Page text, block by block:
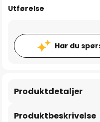
Utførelse
Har du
Produktbeskrivelse
Produktdetaljer